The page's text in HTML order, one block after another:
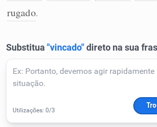
Corrigir Texto
Humanizador de IA
Cata-letras
rugado.